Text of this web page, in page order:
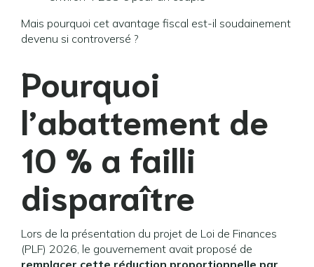
Mais pourquoi cet avantage fiscal est-il soudainement
devenu si controversé ?
Pourquoi
l’abattement de
10 % a failli
disparaître
Lors de la présentation du projet de Loi de Finances
(PLF) 2026, le gouvernement avait proposé de
remplacer cette réduction proportionnelle par